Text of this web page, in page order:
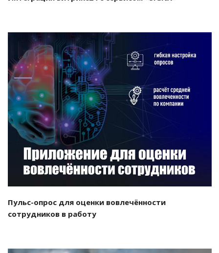
Смотреть проект
Пульс-опрос для оценки вовлечённости
сотрудников в работу